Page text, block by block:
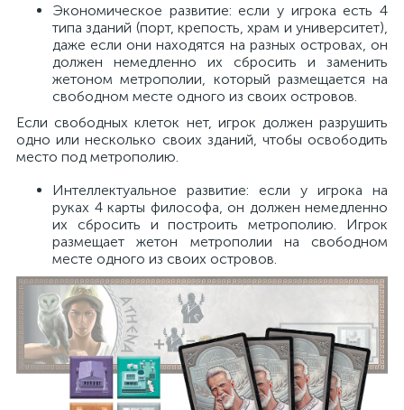
Экономическое развитие: если у игрока есть 4
типа зданий (порт, крепость, храм и университет),
даже если они находятся на разных островах, он
должен немедленно их сбросить и заменить
жетоном метрополии, который размещается на
свободном месте одного из своих островов.
Если свободных клеток нет, игрок должен разрушить
одно или несколько своих зданий, чтобы освободить
место под метрополию.
Интеллектуальное развитие: если у игрока на
руках 4 карты философа, он должен немедленно
их сбросить и построить метрополию. Игрок
размещает жетон метрополии на свободном
месте одного из своих островов.